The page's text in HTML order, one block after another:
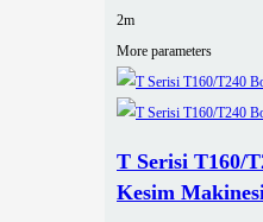
2m
More parameters
T Serisi T160/
Kesim